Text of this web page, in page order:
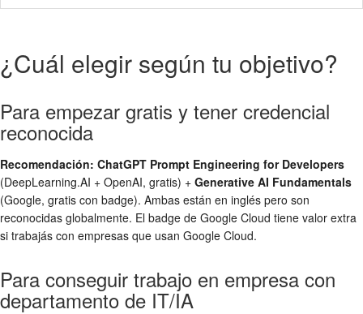
¿Cuál elegir según tu objetivo?
Para empezar gratis y tener credencial
reconocida
Recomendación: ChatGPT Prompt Engineering for Developers
(DeepLearning.AI + OpenAI, gratis) + Generative AI Fundamentals
(Google, gratis con badge). Ambas están en inglés pero son
reconocidas globalmente. El badge de Google Cloud tiene valor extra
si trabajás con empresas que usan Google Cloud.
Para conseguir trabajo en empresa con
departamento de IT/IA